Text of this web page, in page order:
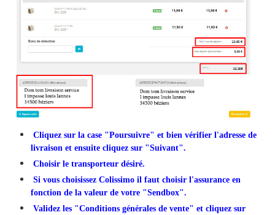
Cliquez sur la case "Poursuivre" et bien vérifier l'adresse de
livraison et ensuite cliquez sur "Suivant".
Choisir le transporteur désiré.
Si vous choisissez Colissimo il faut choisir l'assurance en
fonction de la valeur de votre "Sendbox".
Validez les "Conditions générales de vente" et cliquez sur